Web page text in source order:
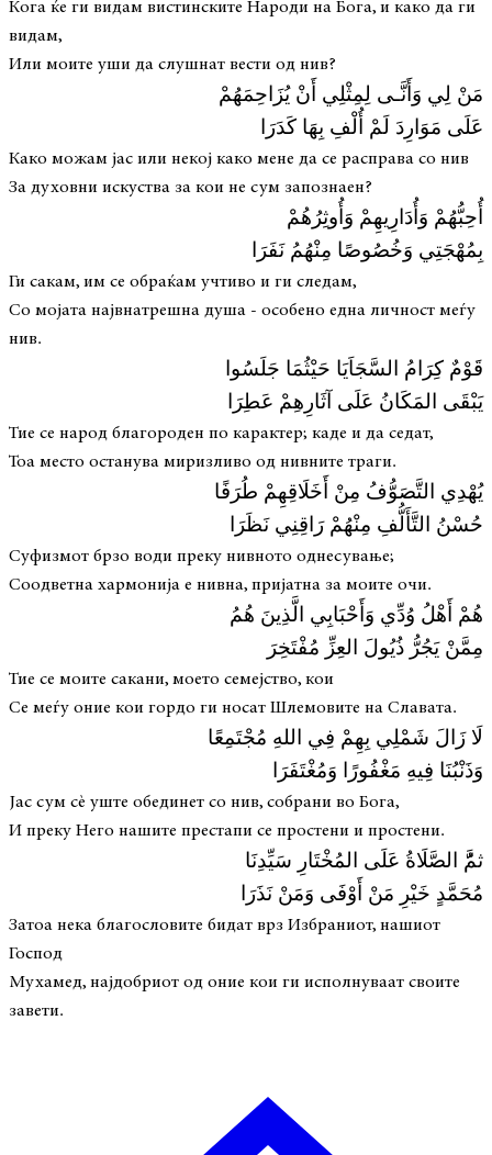
Кога ќе ги видам вистинските Народи на Бога, и како да ги
видам,
Или моите уши да слушнат вести од нив?
مَنْ لِي وَأَنَّـى لِمِثْلِي أَنْ يُزَاحِمَهُمْ
عَلَى مَوَارِدَ لَمْ أُلْفِ بِهَا كَدَرَا
Како можам јас или некој како мене да се расправа со нив
За духовни искуства за кои не сум запознаен?
أُحِبُّهُمْ وَأُدَارِيهِمْ وَأُوثِرُهُمْ
بِمُهْجَتِي وَخُصُوصًا مِنْهُمُ نَفَرَا
Ги сакам, им се обраќам учтиво и ги следам,
Со мојата највнатрешна душа - особено една личност меѓу
нив.
قَوْمٌ كِرَامُ السَّجَاَيَا حَيْثُمَا جَلَسُوا
يَبْقَى المَكَانُ عَلَى آثَارِهِمْ عَطِرَا
Тие се народ благороден по карактер; каде и да седат,
Тоа место останува миризливо од нивните траги.
يُهْدِي التَّصَوُّفُ مِنْ أَخَلَاقِهِمْ طُرَفًا
حُسْنُ التَّأَلُّفِ مِنْهُمْ رَاقِنِي نَظَرَا
Суфизмот брзо води преку нивното однесување;
Соодветна хармонија е нивна, пријатна за моите очи.
هُمْ أَهْلُ وُدِّي وَأَحْبَابِي الَّذِينَ هُمُ
مِمَّنْ يَجُرُّ ذُيُولَ العِزِّ مُفْتَخِرَ
Тие се моите сакани, моето семејство, кои
Се меѓу оние кои гордо ги носат Шлемовите на Славата.
لَا زَالَ شَمْلِي بِهِمْ فِي اللهِ مُجْتَمِعًا
وَذَنْبُنَا فِيهِ مَغْفُورًا وَمُغْتَفَرَا
Јас сум сè уште обединет со нив, собрани во Бога,
И преку Него нашите престапи се простени и простени.
ثمَُّ الصَّلَاةُ عَلَى المُخْتَارِ سَيِّدِنَا
مُحَمَّدٍ خَيْرِ مَنْ أَوْفَى وَمَنْ نَذَرَا
Затоа нека благословите бидат врз Избраниот, нашиот
Господ
Мухамед, најдобриот од оние кои ги исполнуваат своите
завети.